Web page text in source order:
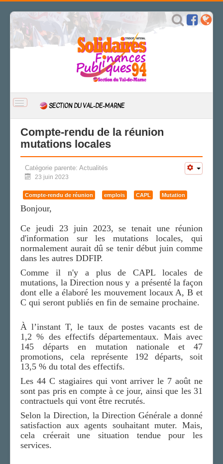
BASCULER
NAVIGATION
SECTION DU VAL-DE-MARNE
ACTUALITÉ
CSAL
CAP/Recours
FS SSCT
Action sociale
Archives
LA SECTION
AGENDA
ADHÉRER
Compte-rendu de la réunion
mutations locales
Catégorie parente: Actualités
23 juin 2023
Compte-rendu de réunion emplois CAPL Mutation
Bonjour,
Ce jeudi 23 juin 2023, se tenait une réunion
d'information sur les mutations locales, qui
normalement aurait dû se tenir début juin comme
dans les autres DDFIP.
Comme il n'y a plus de CAPL locales de
mutations, la Direction nous y a présenté la façon
dont elle a élaboré les mouvement locaux A, B et
C qui seront publiés en fin de semaine prochaine.
À l’instant T, le taux de postes vacants est de
1,2 % des effectifs départementaux. Mais avec
145 départs en mutation nationale et 47
promotions, cela représente 192 départs, soit
13,5 % du total des effectifs.
Les 44 C stagiaires qui vont arriver le 7 août ne
sont pas pris en compte à ce jour, ainsi que les 31
contractuels qui vont être recrutés.
Selon la Direction, la Direction Générale a donné
satisfaction aux agents souhaitant muter. Mais,
cela créerait une situation tendue pour les
services.